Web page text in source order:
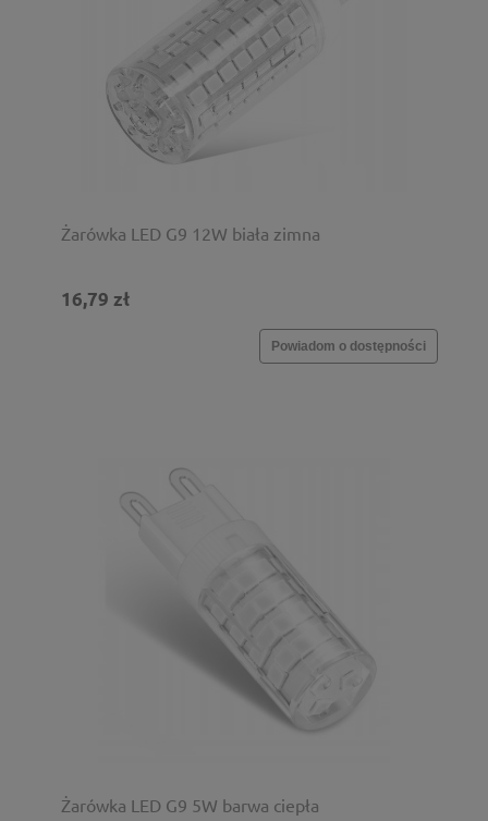
Żarówka LED G9 12W biała zimna
16,79 zł
Powiadom o dostępności
Żarówka LED G9 5W barwa ciepła